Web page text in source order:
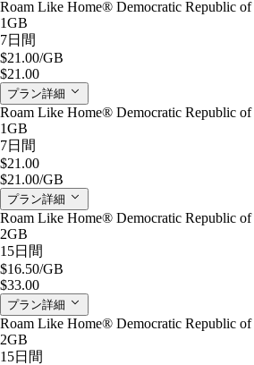
Roam Like Home® Democratic Republic
1GB
7日間
$21.00/GB
$21.00
プラン詳細
Roam Like Home® Democratic Republic
1GB
7日間
$21.00
$21.00/GB
プラン詳細
Roam Like Home® Democratic Republic
2GB
15日間
$16.50/GB
$33.00
プラン詳細
Roam Like Home® Democratic Republic
2GB
15日間